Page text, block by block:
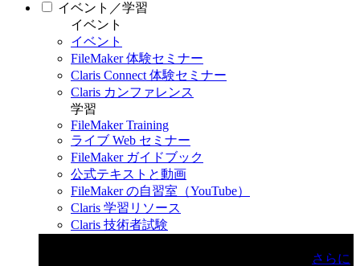
イベント／学習
イベント
イベント
FileMaker 体験セミナー
Claris Connect 体験セミナー
Claris カンファレンス
学習
FileMaker Training
ライブ Web セミナー
FileMaker ガイドブック
公式テキストと動画
FileMaker の自習室（YouTube）
Claris 学習リソース
Claris 技術者試験
さらに